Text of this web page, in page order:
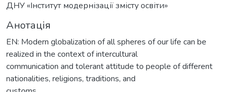
ДНУ «Інститут модернізації змісту освіти»
Анотація
EN: Modern globalization of all spheres of our life can be
realized in the context of intercultural
communication and tolerant attitude to people of different
nationalities, religions, traditions, and